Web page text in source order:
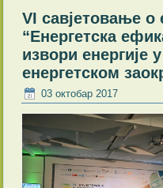
VI савјетовање о
“Енергетска
извори енергије
енергетском
03 октобар 2017